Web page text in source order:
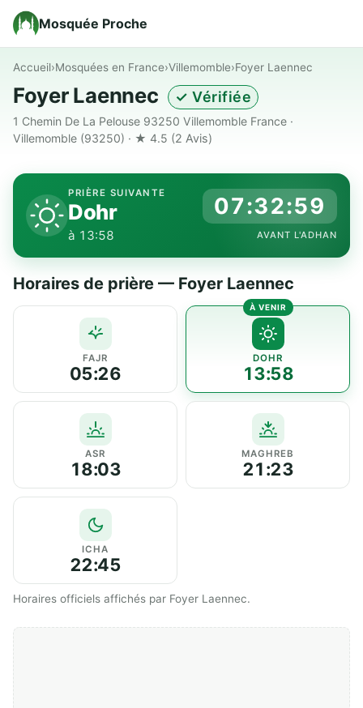
Mosquée Proche
Accueil›Mosquées en France›Villemomble›Foyer Laennec
Foyer Laennec ✓ Vérifiée
1 Chemin De La Pelouse 93250 Villemomble France ·
Villemomble (93250) · ★ 4.5 (2 Avis)
PRIÈRE SUIVANTE
Dohr
à 13:58
07:32:58
AVANT L'ADHAN
Horaires de prière — Foyer Laennec
FAJR
05:26
DOHR
13:58
ASR
18:03
MAGHREB
21:23
ICHA
22:45
Horaires officiels affichés par Foyer Laennec.